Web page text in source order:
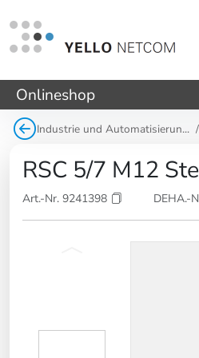
Onlineshop
Industrie und Automatisierun...
RSC 5/7 M12
Art.-Nr. 9241398 DEHA.-